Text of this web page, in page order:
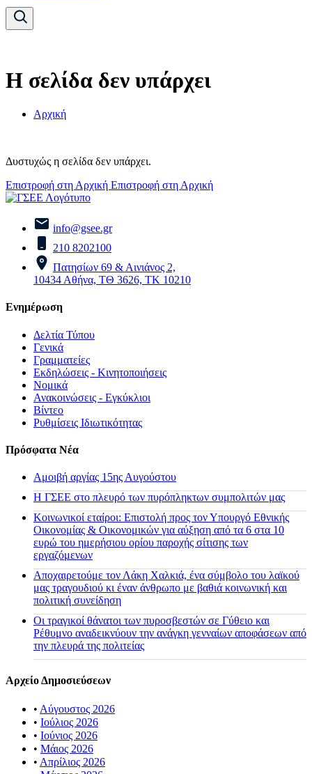
Η σελίδα δεν υπάρχει
Αρχική
Δυστυχώς η σελίδα δεν υπάρχει.
Επιστροφή στη Αρχική Επιστροφή στη Αρχική
info@gsee.gr
210 8202100
Πατησίων 69 & Αινιάνος 2,
10434 Αθήνα, ΤΘ 3626, ΤΚ 10210
Ενημέρωση
Δελτία Τύπου
Γενικά
Γραμματείες
Εκδηλώσεις - Κινητοποιήσεις
Νομικά
Ανακοινώσεις - Εγκύκλιοι
Βίντεο
Ρυθμίσεις Ιδιωτικότητας
Πρόσφατα Νέα
Αμοιβή αργίας 15ης Αυγούστου
H ΓΣΕΕ στο πλευρό των πυρόπληκτων συμπολιτών μας
Κοινωνικοί εταίροι: Επιστολή προς τον Υπουργό Εθνικής
Οικονομίας & Οικονομικών για αύξηση από τα 6 στα 10
ευρώ του ημερήσιου ορίου παροχής σίτισης των
εργαζόμενων
Αποχαιρετούμε τον Λάκη Χαλκιά, ένα σύμβολο του λαϊκού
μας τραγουδιού κι έναν άνθρωπο με βαθιά κοινωνική και
πολιτική συνείδηση
Οι τραγικοί θάνατοι των πυροσβεστών σε Γύθειο και
Ρέθυμνο αναδεικνύουν την ανάγκη γενναίων αποφάσεων από
την πλευρά της πολιτείας
Αρχείο Δημοσιεύσεων
• Αύγουστος 2026
• Ιούλιος 2026
• Ιούνιος 2026
• Μάιος 2026
• Απρίλιος 2026